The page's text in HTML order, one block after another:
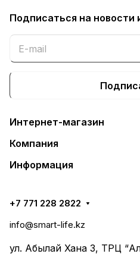
Подписаться на новости
Интернет-магазин
Компания
Информация
+7 771 228 2822
info@smart-life.kz
ул. Абылай Хана 3, ТРЦ